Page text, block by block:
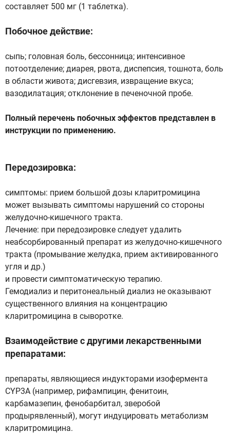
составляет 500 мг (1 таблетка).
Побочное действие:
сыпь; головная боль, бессонница; интенсивное
потоотделение; диарея, рвота, диспепсия, тошнота, боль
в области живота; дисгевзия, извращение вкуса;
вазодилатация; отклонение в печеночной пробе.
Полный перечень побочных эффектов представлен в
инструкции по применению.
Передозировка:
симптомы: прием большой дозы кларитромицина
может вызывать симптомы нарушений со стороны
желудочно-кишечного тракта.
Лечение: при передозировке следует удалить
неабсорбированный препарат из желудочно-кишечного
тракта (промывание желудка, прием активированного
угля и др.)
и провести симптоматическую терапию.
Гемодиализ и перитонеальный диализ не оказывают
существенного влияния на концентрацию
кларитромицина в сыворотке.
Взаимодействие с другими лекарственными
препаратами:
препараты, являющиеся индукторами изофермента
CYP3A (например, рифампицин, фенитоин,
карбамазепин, фенобарбитал, зверобой
продырявленный), могут индуцировать метаболизм
кларитромицина.